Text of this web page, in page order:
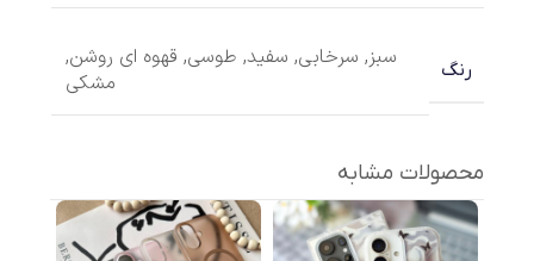
رنگ سبز, سرخابی, سفید, طوسی, قهوه ای روشن,
مشکی
محصولات مشابه